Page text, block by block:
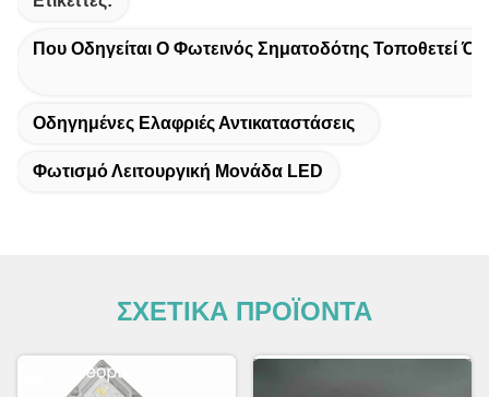
Που Οδηγείται Ο Φωτεινός Σηματοδότης Τοποθετεί
Οδηγημένες Ελαφριές Αντικαταστάσεις
Φωτισμό Λειτουργική Μονάδα LED
ΣΧΕΤΙΚΑ ΠΡΟΪΟΝΤΑ